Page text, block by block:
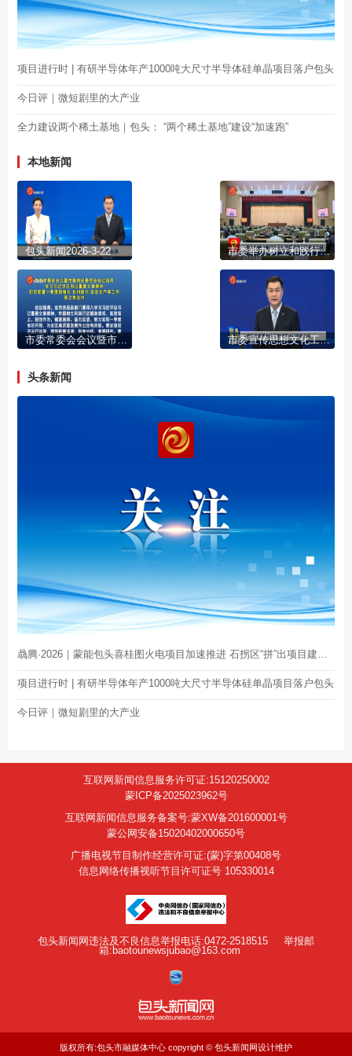
项目进行时 | 有研半导体年产1000吨大尺寸半导体硅单晶项目落户包头
今日评｜微短剧里的大产业
全力建设两个稀土基地｜包头： “两个稀土基地”建设“加速跑”
本地新闻
包头新闻2026-3-22 市委举办树立和践行正确政绩观学习教育读书班
市委宣传思想文化工作领导小组召开会议
头条新闻
项目进行时 | 有研半导体年产1000吨大尺寸半导体硅单晶项目落户包头
今日评｜微短剧里的大产业
互联网新闻信息服务许可证:15120250002
蒙ICP备2025023962号
互联网新闻信息服务备案号:蒙XW备201600001号
蒙公网安备15020402000650号
广播电视节目制作经营许可证:(蒙)字第00408号
信息网络传播视听节目许可证号 105330014
包头新闻网违法及不良信息举报电话:0472-2518515
举报邮
箱:baotounewsjubao@163.com
版权所有:包头市融媒体中心 copyright © 包头新闻网设计维护